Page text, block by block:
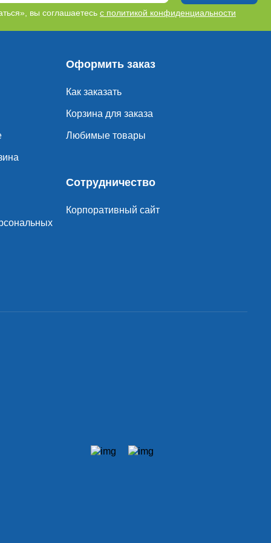
вы соглашаетесь с политикой конфиденциальности
Оформить заказ
Как заказать
Корзина для заказа
Любимые товары
Сотрудничество
Корпоративный сайт